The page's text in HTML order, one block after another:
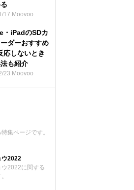
2026/01/17 Moovoo
・iPadのSDカ
ダーおすすめ
応しないとき
も紹介
2026/02/23 Moovoo
集ページです。
ウ2022
2022に関する